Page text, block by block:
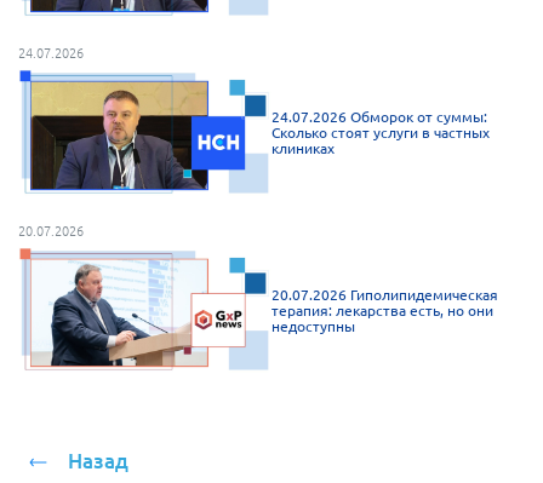
Самарская область СОРС
Самарская область ПРИЗМА
Самарская область СГОРС
Свердловская область
Смоленская область
Ставропольский край
Сахалинская область
Томская область
Тульская область
Челябинская область
24.07.2026
24.07.2026 Обморок от суммы:
Сколько стоят услуги в частных
клиниках
20.07.2026
20.07.2026 Гиполипидемическая
терапия: лекарства есть, но они
недоступны
Назад